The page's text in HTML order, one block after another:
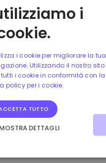
0.00% 3.5B €
-4.80%
i
i cookie per migliorare la tua
Utilizzando il nostro sito
i cookie in conformità con la
policy per i cookie.
TUTTO
MOSTRA DETTAGLI